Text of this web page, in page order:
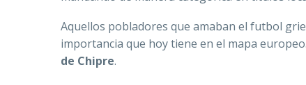
Aquellos pobladores que amaban el futbol
importancia que hoy tiene en el mapa
de Chipre.